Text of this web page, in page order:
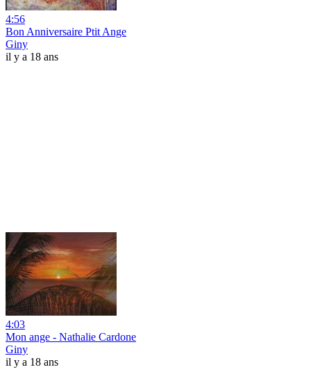
4:56
Bon Anniversaire Ptit Ange
Giny
il y a 18 ans
4:03
Mon ange - Nathalie Cardone
Giny
il y a 18 ans